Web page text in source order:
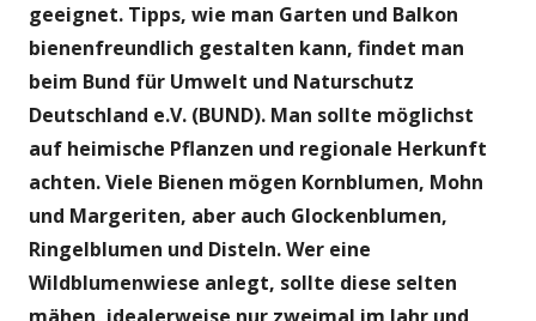
geeignet. Tipps, wie man Garten und Balkon
bienenfreundlich gestalten kann, findet man
beim Bund für Umwelt und Naturschutz
Deutschland e.V. (BUND). Man sollte möglichst
auf heimische Pflanzen und regionale Herkunft
achten. Viele Bienen mögen Kornblumen, Mohn
und Margeriten, aber auch Glockenblumen,
Ringelblumen und Disteln. Wer eine
Wildblumenwiese anlegt, sollte diese selten